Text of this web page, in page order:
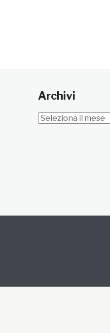
Archivi
Archivi